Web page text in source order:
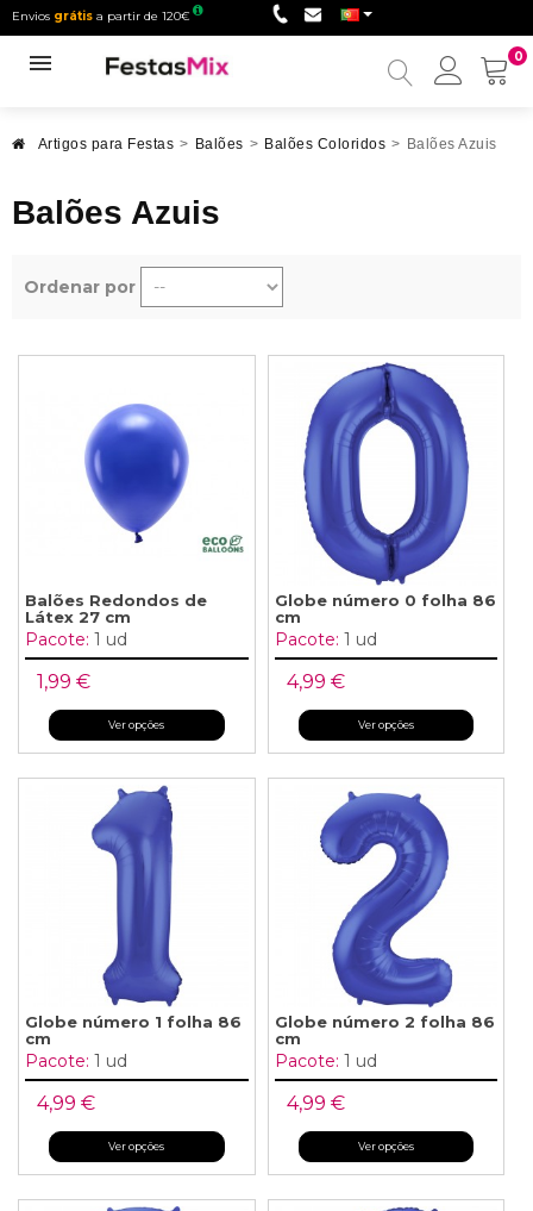
Envios grátis a partir de 120€
0
Minha
Artigos para Festas > Balões > Balões Coloridos > Balões Azuis
Balões Azuis
Ordenar por
Balões Redondos de
Látex 27 cm
Pacote: 1 ud
1,99 €
Ver opções
Globe número 0 folha 86
cm
Pacote: 1 ud
4,99 €
Ver opções
Globe número 1 folha 86
cm
Pacote: 1 ud
4,99 €
Ver opções
Globe número 2 folha 86
cm
Pacote: 1 ud
4,99 €
Ver opções